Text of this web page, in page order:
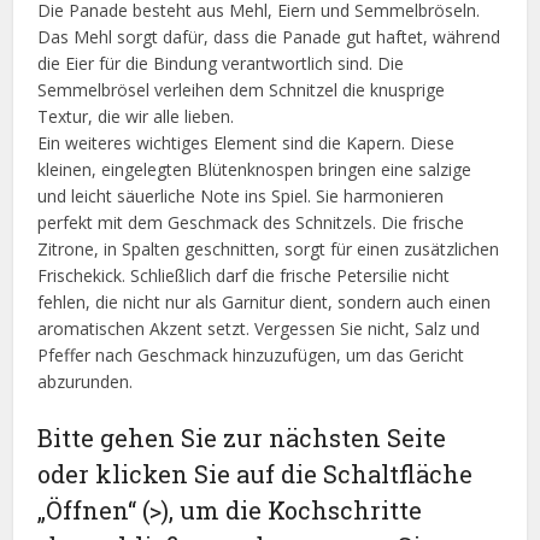
Die Panade besteht aus Mehl, Eiern und Semmelbröseln.
Das Mehl sorgt dafür, dass die Panade gut haftet, während
die Eier für die Bindung verantwortlich sind. Die
Semmelbrösel verleihen dem Schnitzel die knusprige
Textur, die wir alle lieben.
Ein weiteres wichtiges Element sind die Kapern. Diese
kleinen, eingelegten Blütenknospen bringen eine salzige
und leicht säuerliche Note ins Spiel. Sie harmonieren
perfekt mit dem Geschmack des Schnitzels. Die frische
Zitrone, in Spalten geschnitten, sorgt für einen zusätzlichen
Frischekick. Schließlich darf die frische Petersilie nicht
fehlen, die nicht nur als Garnitur dient, sondern auch einen
aromatischen Akzent setzt. Vergessen Sie nicht, Salz und
Pfeffer nach Geschmack hinzuzufügen, um das Gericht
abzurunden.
Bitte gehen Sie zur nächsten Seite
oder klicken Sie auf die Schaltfläche
„Öffnen“ (>), um die Kochschritte